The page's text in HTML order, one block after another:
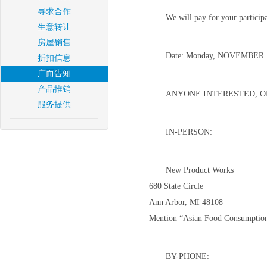
寻求合作
生意转让
房屋销售
折扣信息
广而告知
产品推销
服务提供
We will pay for your
Date: Monday, NOVEMBER
ANYONE INTERESTED,
IN-PERSON:
New Product Works
680 State Circle
Ann Arbor, MI 48108
Mention “Asian Food
BY-PHONE: